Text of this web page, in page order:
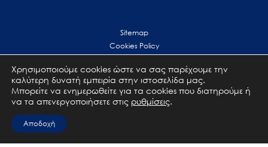
Sitemap
Cookies Policy
Terms of use
Επικοινωνία
Χρησιμοποιούμε cookies ώστε να σας παρέχουμε την
καλύτερη δυνατή εμπειρία στην ιστοσελίδα μας.
Μπορείτε να ενημερωθείτε για τα cookies που διατηρούμε ή
να τα απενεργοποιήσετε στις ρυθμίσεις.
Αποδοχή